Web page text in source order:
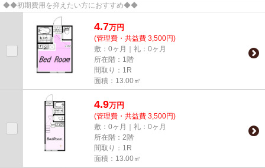
◆◆初期費用を抑えたい方におすすめ◆◆
4.7万円
(管理費・共益費 3,500円)
敷：0ヶ月｜礼：0ヶ月
所在階：1階
間取り：1R
面積：13.00㎡
4.9万円
(管理費・共益費 3,500円)
敷：0ヶ月｜礼：0ヶ月
所在階：2階
間取り：1R
面積：13.00㎡